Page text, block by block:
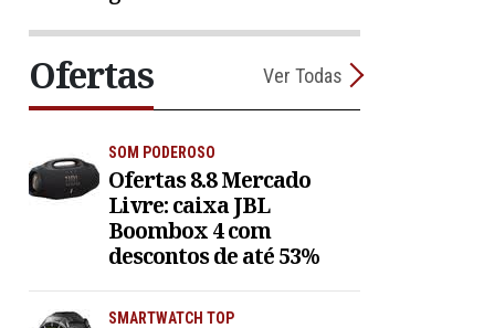
Ofertas Ver Todas
SOM PODEROSO
Ofertas 8.8 Mercado
Livre: caixa JBL
Boombox 4 com
descontos de até 53%
SMARTWATCH TOP